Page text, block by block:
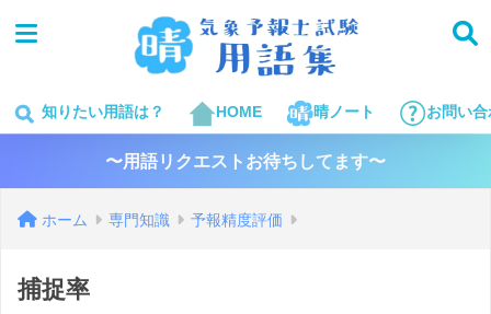
知りたい用語は？ HOME 晴ノート お問い
〜用語リクエストお待ちしてます〜
ホーム 専門知識 予報精度評価
捕捉率